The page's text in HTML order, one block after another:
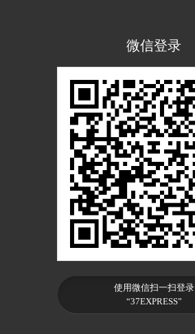
微信登录
使用微信扫一扫登录
“37EXPRESS”